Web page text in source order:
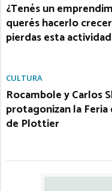
¿Tenés un
querés hacerlo
pierdas esta actividad
CULTURA
Rocambole y Carlos
protagonizan la
de Plottier